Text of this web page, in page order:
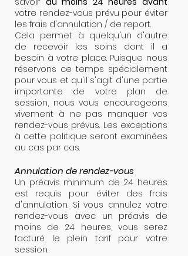
votre rendez-vous prévu pour éviter
les frais d'annulation / de report.
Cela permet à quelqu'un d'autre
de recevoir les soins dont il a
besoin à votre place. Puisque nous
réservons ce temps spécialement
pour vous et qu'il s'agit d'une partie
importante de votre plan de
session, nous vous encourageons
vivement à ne pas manquer vos
rendez-vous prévus. Les exceptions
à cette politique seront examinées
au cas par cas.
Annulation de rendez-vous
Un préavis minimum de 24 heures
est requis pour éviter des frais
d'annulation. Si vous annulez votre
rendez-vous avec un préavis de
moins de 24 heures, vous serez
facturé le plein tarif pour votre
session.